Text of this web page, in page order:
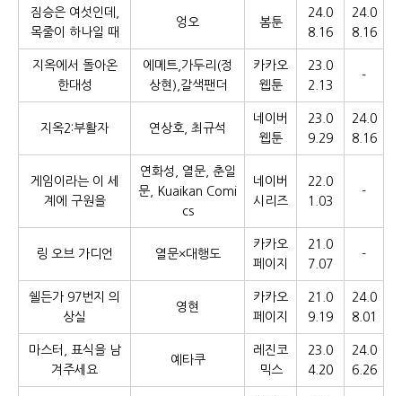
짐승은 여섯인데,
목줄이 하나일 때
엉오 봄툰
24.0
8.16
24.0
8.16
지옥에서 돌아온
한대성
에메트,가두리(정
상현),갈색팬더
카카오
웹툰
23.0
2.13
-
지옥2:부활자 연상호, 최규석
네이버
웹툰
23.0
9.29
24.0
8.16
게임이라는 이 세
계에 구원을
연화성, 열문, 춘일
문, Kuaikan Comi
cs
네이버
시리즈
22.0
1.03
-
링 오브 가디언 열문×대행도
카카오
페이지
21.0
7.07
-
쉘든가 97번지 의
상실
영현
카카오
페이지
21.0
9.19
24.0
8.01
마스터, 표식을 남
겨주세요
예타쿠
레진코
믹스
23.0
4.20
24.0
6.26